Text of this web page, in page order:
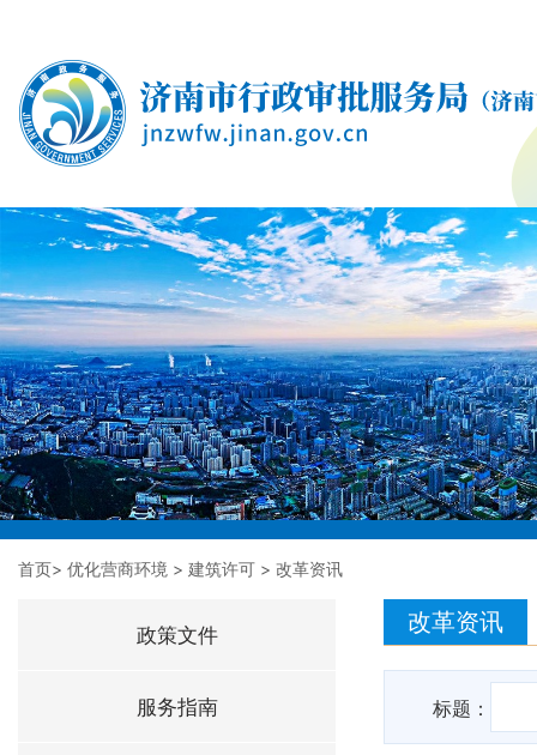
首页> 优化营商环境 > 建筑许可 > 改革资讯
政策文件
服务指南
改革资讯
标题：